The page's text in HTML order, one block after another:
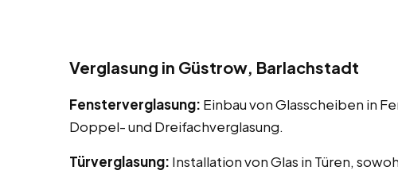
Verglasung in Güstrow, Barlachstadt
Fensterverglasung: Einbau von Glasscheiben in
Doppel- und Dreifachverglasung.
Türverglasung: Installation von Glas in Türen,